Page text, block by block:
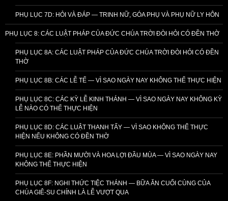
PHỤ LỤC 7D: HỎI VÀ ĐÁP — TRINH NỮ, GÓA PHỤ VÀ PHỤ NỮ LY HÔN
PHỤ LỤC 8: CÁC LUẬT PHÁP CỦA ĐỨC CHÚA TRỜI ĐÒI HỎI CÓ ĐỀN THỜ
PHỤ LỤC 8A: CÁC LUẬT PHÁP CỦA ĐỨC CHÚA TRỜI ĐÒI HỎI CÓ ĐỀN
THỜ
PHỤ LỤC 8B: CÁC LỄ TẾ — VÌ SAO NGÀY NAY KHÔNG THỂ THỰC HIỆN
PHỤ LỤC 8C: CÁC KỲ LỄ KINH THÁNH — VÌ SAO NGÀY NAY KHÔNG KỲ
LỄ NÀO CÓ THỂ THỰC HIỆN
PHỤ LỤC 8D: CÁC LUẬT THANH TẨY — VÌ SAO KHÔNG THỂ THỰC
HIỆN NẾU KHÔNG CÓ ĐỀN THỜ
PHỤ LỤC 8E: PHẦN MƯỜI VÀ HOA LỢI ĐẦU MÙA — VÌ SAO NGÀY NAY
KHÔNG THỂ THỰC HIỆN
PHỤ LỤC 8F: NGHI THỨC TIỆC THÁNH — BỮA ĂN CUỐI CÙNG CỦA
CHÚA GIÊ-SU CHÍNH LÀ LỄ VƯỢT QUA